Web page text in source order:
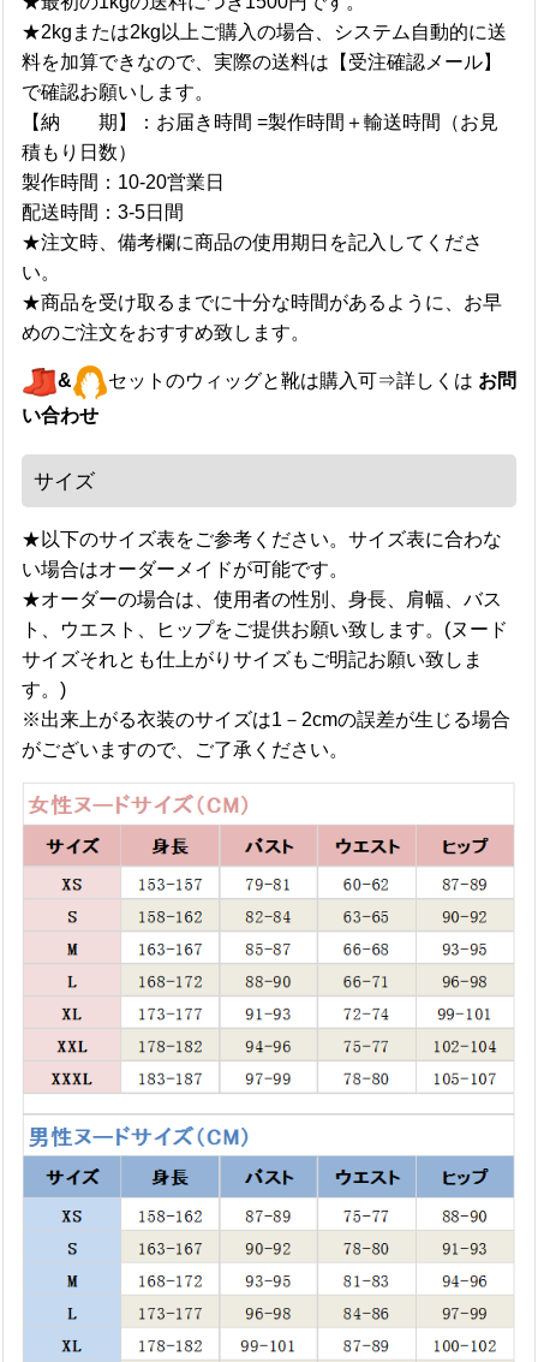
★2kgまたは2kg以上ご購入の場合、システム自動的に送
料を加算できなので、実際の送料は【受注確認メール】
で確認お願いします。
【納 期】：お届き時間 =製作時間＋輸送時間（お見
積もり日数）
製作時間：10-20営業日
配送時間：3-5日間
★注文時、備考欄に商品の使用期日を記入してくださ
い。
★商品を受け取るまでに十分な時間があるように、お早
めのご注文をおすすめ致します。
& セットのウィッグと靴は購入可⇒詳しくは お問
い合わせ
サイズ
★以下のサイズ表をご参考ください。サイズ表に合わな
い場合はオーダーメイドが可能です。
★オーダーの場合は、使用者の性別、身長、肩幅、バス
ト、ウエスト、ヒップをご提供お願い致します。(ヌード
サイズそれとも仕上がりサイズもご明記お願い致しま
す。)
※出来上がる衣装のサイズは1－2cmの誤差が生じる場合
がございますので、ご了承ください。